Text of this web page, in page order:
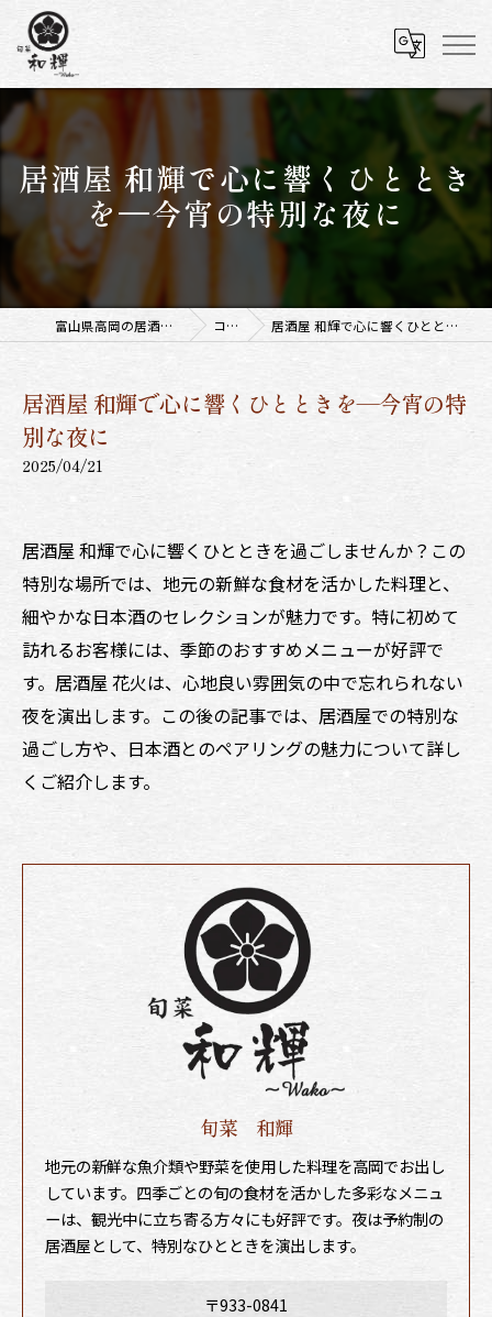
居酒屋 和輝で心に響くひととき
を—今宵の特別な夜に
富山県高岡の居酒屋なら旬菜 和輝 コラム 居酒屋 和輝で心に響くひとときを—今宵の特別な夜に
居酒屋 和輝で心に響くひとときを—今宵の特
別な夜に
2025/04/21
居酒屋 和輝で心に響くひとときを過ごしませんか？この
特別な場所では、地元の新鮮な食材を活かした料理と、
細やかな日本酒のセレクションが魅力です。特に初めて
訪れるお客様には、季節のおすすめメニューが好評で
す。居酒屋 花火は、心地良い雰囲気の中で忘れられない
夜を演出します。この後の記事では、居酒屋での特別な
過ごし方や、日本酒とのペアリングの魅力について詳し
くご紹介します。
旬菜 和輝
地元の新鮮な魚介類や野菜を使用した料理を高岡でお出し
しています。四季ごとの旬の食材を活かした多彩なメニュ
ーは、観光中に立ち寄る方々にも好評です。夜は予約制の
居酒屋として、特別なひとときを演出します。
〒933-0841